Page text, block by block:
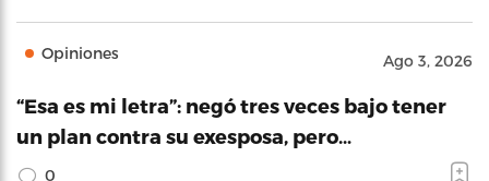
Opiniones Ago 3, 2026
“Esa es mi letra”: negó tres veces bajo tener
un plan contra su exesposa, pero…
0